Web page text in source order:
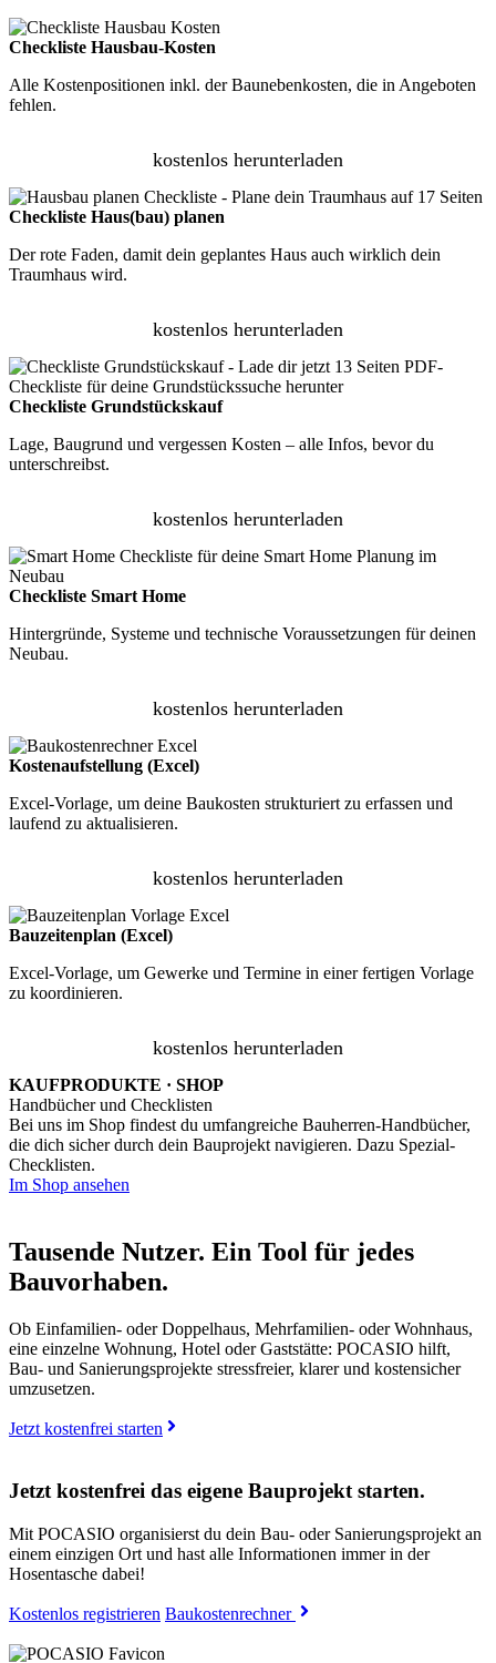
Checkliste Hausbau-Kosten
Alle Kostenpositionen inkl. der Baunebenkosten, die in Angeboten
fehlen.
kostenlos herunterladen
Checkliste Haus(bau) planen
Der rote Faden, damit dein geplantes Haus auch wirklich dein
Traumhaus wird.
kostenlos herunterladen
Checkliste Grundstückskauf
Lage, Baugrund und vergessen Kosten – alle Infos, bevor du
unterschreibst.
kostenlos herunterladen
Checkliste Smart Home
Hintergründe, Systeme und technische Voraussetzungen für deinen
Neubau.
kostenlos herunterladen
Kostenaufstellung (Excel)
Excel-Vorlage, um deine Baukosten strukturiert zu erfassen und
laufend zu aktualisieren.
kostenlos herunterladen
Bauzeitenplan (Excel)
Excel-Vorlage, um Gewerke und Termine in einer fertigen Vorlage
zu koordinieren.
kostenlos herunterladen
KAUFPRODUKTE · SHOP
Handbücher und Checklisten
Bei uns im Shop findest du umfangreiche Bauherren-Handbücher,
die dich sicher durch dein Bauprojekt navigieren. Dazu Spezial-
Checklisten.
Im Shop ansehen
Tausende Nutzer. Ein Tool für jedes
Bauvorhaben.
Ob Einfamilien- oder Doppelhaus, Mehrfamilien- oder Wohnhaus,
eine einzelne Wohnung, Hotel oder Gaststätte: POCASIO hilft,
Bau- und Sanierungsprojekte stressfreier, klarer und kostensicher
umzusetzen.
Jetzt kostenfrei starten
Jetzt kostenfrei das eigene Bauprojekt starten.
Mit POCASIO organisierst du dein Bau- oder Sanierungsprojekt an
einem einzigen Ort und hast alle Informationen immer in der
Hosentasche dabei!
Kostenlos registrieren Baukostenrechner